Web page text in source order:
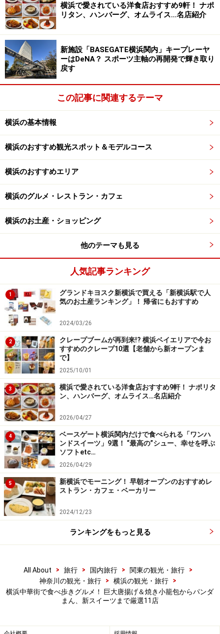
向かい側の「鵬天閣 点心舗」のテント下で食べてもOK
肉汁たっぷりなので、かむと飛び出して服などにかかっ
てしまうことがあるので、ご注意ください。向かい側に
ある「鵬天閣 点心舗」のテント下で食べてもOK。ただ
し「鵬天閣 点心舗」では焼き小籠包は販売していないの
で、並ぶ場所をお間違えなく。
「鵬天閣新館
住所：横浜市中区山下町192-15
電話：045-681-9016
営業時間：10:00～22:00
定休日：なし
横濱炸鶏排 横浜中華街本店「炸鶏排（650円）」
顔が隠れるくらい巨大な唐揚げ「大鶏排（ダージーパ
イ）」。台湾でポピュラーな鶏肉の唐揚げで「炸鶏排
（ザージーパイ）」とも呼ばれており、提供するお店が
増えています。行列の絶えない人気店が「
浜中華街本店
」です。
行列の絶えない人気店「横濱炸鶏排 横浜中華街本店」
同店の炸鶏排（650円）は秘伝のタレにじっくりと漬け
込んだ国産鶏の胸肉にタピオカ粉を使った衣を付けて揚
げています。揚げ立てを提供してくれるので、外はカリ
っと、中の鶏肉はとってもジューシーです。店舗前のテ
ーブルにスパイスが置いてあるので、ふりかけて味変す
ることもできます。市場通りにも支店があります。
「横濱炸鶏排 横浜中華街本店」情報
住所：横浜市中区山下町106-10 前田橋レジデンス1階
電話：045-514-7254
営業時間：平日11:00～18:00、土曜・日曜・祝日：10:30
定休日：なし
西遊記：叉焼メロンパン
横浜で愛されている洋食店おすすめ9軒！ ナポ
リタン、ハンバーグ、オムライス…名店紹介
新施設「BASEGATE横浜関内」キープレーヤ
ーはDeNA？ スポーツ主軸の再開発で輝き取り
戻す
この記事に関連するテーマ
横浜の基本情報
横浜のおすすめ観光スポット＆モデルコース
横浜のおすすめエリア
横浜のグルメ・レストラン・カフェ
横浜のお土産・ショッピング
他のテーマも見る
人気記事ランキング
1
グランドキヨスク新横浜で買える「新横浜駅で人
気のお土産ランキング」！ 帰省にもおすすめ
2024/03/26
2
クレープブームが再到来!? 横浜ベイエリアで今お
すすめのクレープ10選【老舗から新オープンま
で】
2025/10/01
3
横浜で愛されている洋食店おすすめ9軒！ ナポリタ
ン、ハンバーグ、オムライス…名店紹介
2026/04/27
4
ベースゲート横浜関内だけで食べられる「ワンハ
ンドスイーツ」9選！ “最高の”シュー、幸せを呼ぶ
ソフトetc…
2026/04/29
5
新横浜でモーニング！ 早朝オープンのおすすめレ
ストラン・カフェ・ベーカリー
2024/12/23
ランキングをもっと見る
All About > 旅行 > 国内旅行 > 関東の観光・旅行
>
神奈川の観光・旅行
> 横浜の観光・旅行
>
横浜中華街で食べ歩きグルメ！ 巨大唐揚げ＆焼き小籠包からパンダ
まん、新スイーツまで厳選11店